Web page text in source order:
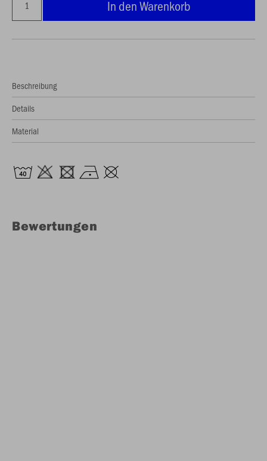
In den Warenkorb
Beschreibung
Details
Material
Bewertungen